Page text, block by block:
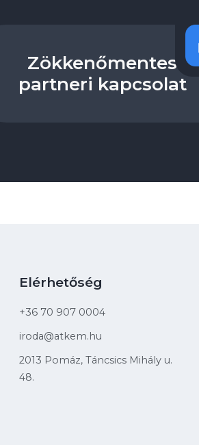
Zökkenőmentes
partneri kapcsolat
Elérhetőség
+36 70 907 0004
iroda@atkem.hu
2013 Pomáz, Táncsics Mihály u.
48.